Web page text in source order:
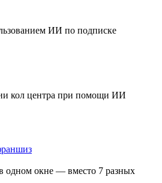
ИИ по подписке
кол центра при помощи ИИ
одном окне — вместо 7 разных